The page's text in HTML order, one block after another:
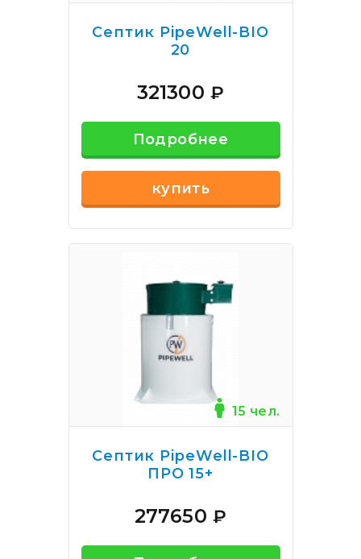
Септик PipeWell-BIO
20
321300₽
Подробнее
купить
15 чел.
Септик PipeWell-BIO
ПРО 15+
277650₽